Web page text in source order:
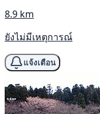
8.9 km
ยังไม่มีเหตุการณ์
แจ้งเตือน